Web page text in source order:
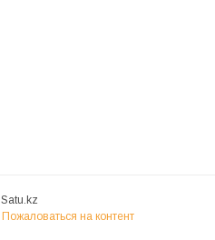
Satu.kz
Пожаловаться на контент